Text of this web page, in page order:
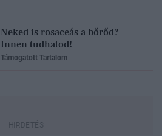
Neked is rosaceás a bőrőd?
Innen tudhatod!
Támogatott Tartalom